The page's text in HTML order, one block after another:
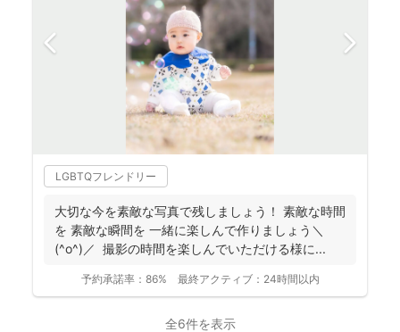
LGBTQフレンドリー
大切な今を素敵な写真で残しましょう！ 素敵な時間
を 素敵な瞬間を 一緒に楽しんで作りましょう＼
(^o^)／ 撮影の時間を楽しんでいただける様に...
予約承諾率： 86% 最終アクティブ： 24時間以内
全6件を表示